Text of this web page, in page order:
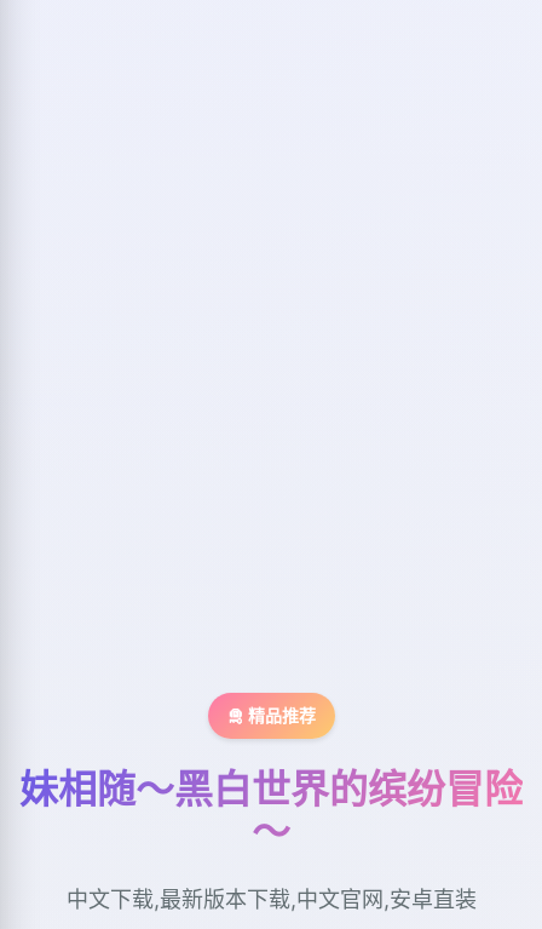
🛅 精品推荐
妹相随～黑白世界的缤纷冒险
～
中文下载,最新版本下载,中文官网,安卓直装